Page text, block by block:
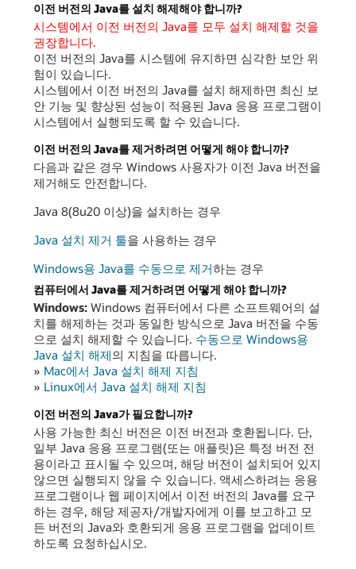
이전 버전의 Java를 설치 해제해야 합니까?
시스템에서 이전 버전의 Java를 모두 설치 해제할 것을
권장합니다.
이전 버전의 Java를 시스템에 유지하면 심각한 보안 위
험이 있습니다.
시스템에서 이전 버전의 Java를 설치 해제하면 최신 보
안 기능 및 향상된 성능이 적용된 Java 응용 프로그램이
시스템에서 실행되도록 할 수 있습니다.
이전 버전의 Java를 제거하려면 어떻게 해야 합니까?
다음과 같은 경우 Windows 사용자가 이전 Java 버전을
제거해도 안전합니다.
Java 8(8u20 이상)을 설치하는 경우
Java 설치 제거 툴을 사용하는 경우
Windows용 Java를 수동으로 제거하는 경우
컴퓨터에서 Java를 제거하려면 어떻게 해야 합니까?
Windows: Windows 컴퓨터에서 다른 소프트웨어의 설
치를 해제하는 것과 동일한 방식으로 Java 버전을 수동
으로 설치 해제할 수 있습니다. 수동으로 Windows용
Java 설치 해제의 지침을 따릅니다.
» Mac에서 Java 설치 해제 지침
» Linux에서 Java 설치 해제 지침
이전 버전의 Java가 필요합니까?
사용 가능한 최신 버전은 이전 버전과 호환됩니다. 단,
일부 Java 응용 프로그램(또는 애플릿)은 특정 버전 전
용이라고 표시될 수 있으며, 해당 버전이 설치되어 있지
않으면 실행되지 않을 수 있습니다. 액세스하려는 응용
프로그램이나 웹 페이지에서 이전 버전의 Java를 요구
하는 경우, 해당 제공자/개발자에게 이를 보고하고 모
든 버전의 Java와 호환되게 응용 프로그램을 업데이트
하도록 요청하십시오.